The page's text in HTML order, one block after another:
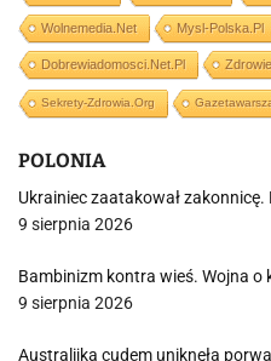
Wolnemedia.net Mysl-Polska.pl
Dobrewiadomosci.net.pl Zdrowie
Sekrety-Zdrowia.org
POLONIA
Ukrainiec zaatakował
9 sierpnia 2026
Bambinizm kontra wieś. Wojna o
9 sierpnia 2026
Australijka cudem uniknęła